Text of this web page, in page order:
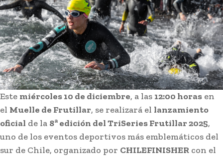
Este miércoles 10 de diciembre, a las 12:00 horas en
el Muelle de Frutillar, se realizará el lanzamiento
oficial de la 8ª edición del TriSeries Frutillar 2025,
uno de los eventos deportivos más emblemáticos del
sur de Chile, organizado por CHILEFINISHER con el